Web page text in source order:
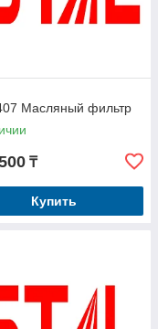
Масляный фильтр
₸
Купить